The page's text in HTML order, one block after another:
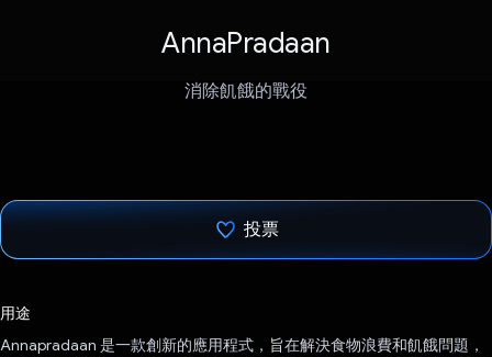
AnnaPradaan
消除飢餓的戰役
投票
用途
Annapradaan 是一款創新的應用程式，旨在解決食物浪費和飢餓問題，